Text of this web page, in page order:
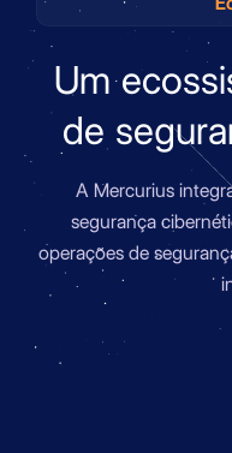
Um
de
A Mercurius
segurança
operações de